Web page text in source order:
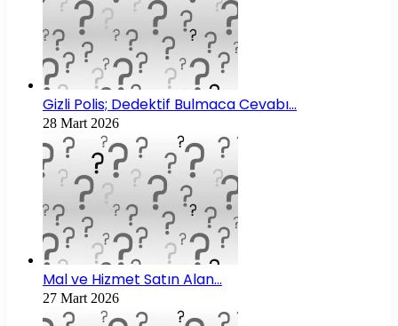
Gizli Polis; Dedektif Bulmaca Cevabı…
28 Mart 2026
Mal ve Hizmet Satın Alan…
27 Mart 2026